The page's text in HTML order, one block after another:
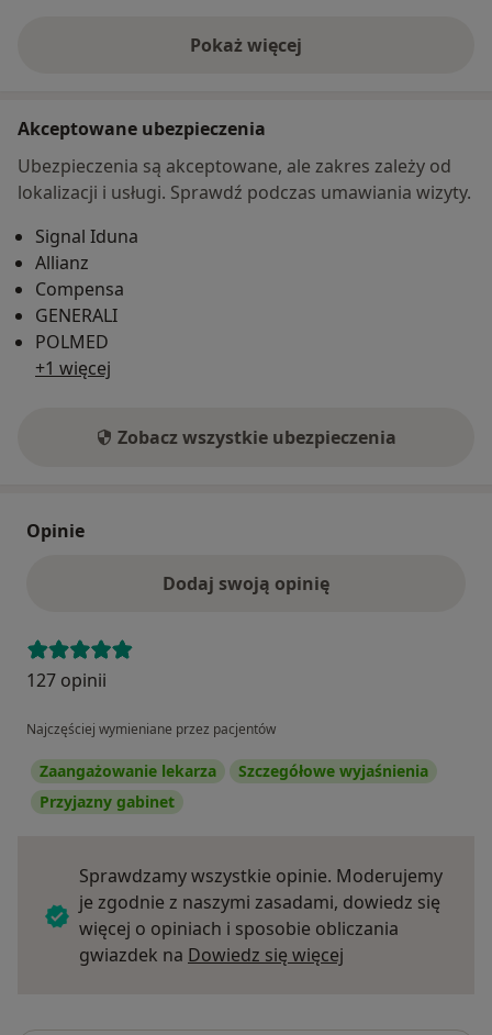
Pokaż więcej
o adresie
Akceptowane ubezpieczenia
Ubezpieczenia są akceptowane, ale zakres zależy od
lokalizacji i usługi. Sprawdź podczas umawiania wizyty.
Signal Iduna
Allianz
Compensa
GENERALI
POLMED
+1 więcej
Zobacz wszystkie ubezpieczenia
Opinie
Dodaj swoją opinię
127 opinii
Najczęściej wymieniane przez pacjentów
Zaangażowanie lekarza
Szczegółowe wyjaśnienia
Przyjazny gabinet
Sprawdzamy wszystkie opinie. Moderujemy
je zgodnie z naszymi zasadami, dowiedz się
więcej o opiniach i sposobie obliczania
gwiazdek na Dowiedz się więcej